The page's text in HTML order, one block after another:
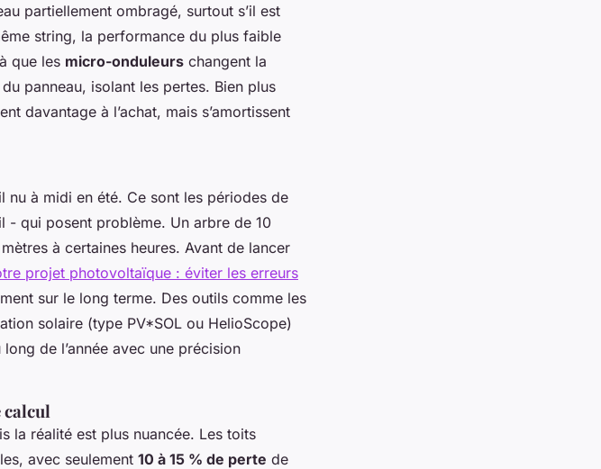
partiellement ombragé, surtout s’il est
string, la performance du plus faible
que les micro-onduleurs changent la
panneau, isolant les pertes. Bien plus
davantage à l’achat, mais s’amortissent
nu à midi en été. Ce sont les périodes de
- qui posent problème. Un arbre de 10
à certaines heures. Avant de lancer
projet photovoltaïque : éviter les erreurs
sur le long terme. Des outils comme les
solaire (type PV*SOL ou HelioScope)
de l’année avec une précision
la réalité est plus nuancée. Les toits
avec seulement 10 à 15 % de perte de